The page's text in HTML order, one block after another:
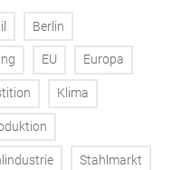
Berlin
EU Europa
Klima
Stahlmarkt